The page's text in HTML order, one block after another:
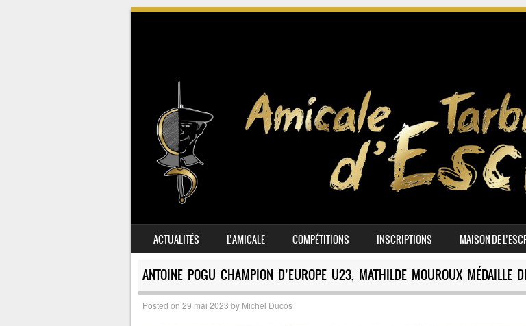
MENU
SKIP TO CONTENT
ACTUALITÉS L’AMICALE COMPÉTITIONS INSCRIPTIONS MAISON DE
ANTOINE POGU CHAMPION D’EUROPE U23, MATHILDE MOUROUX MÉDAILLE
Posted on 29 mai 2023 by Michel Ducos